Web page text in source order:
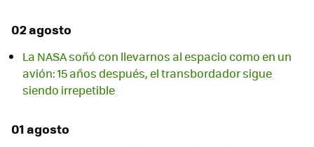
02 agosto
La NASA soñó con llevarnos al espacio como en un
avión: 15 años después, el transbordador sigue
siendo irrepetible
01 agosto